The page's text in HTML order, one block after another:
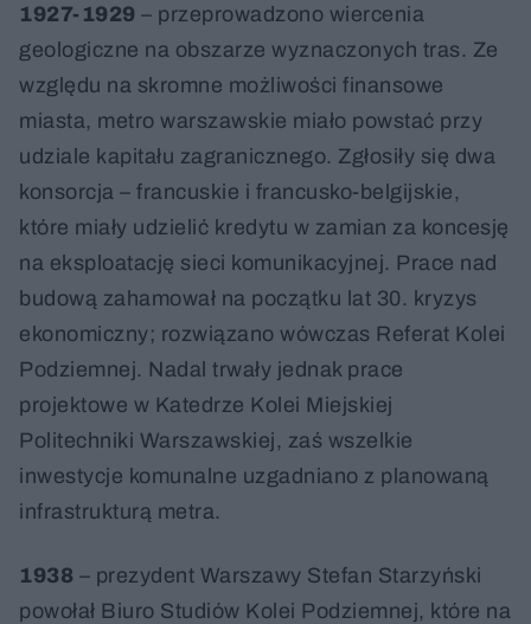
1927-1929 – przeprowadzono wiercenia
geologiczne na obszarze wyznaczonych tras. Ze
względu na skromne możliwości finansowe
miasta, metro warszawskie miało powstać przy
udziale kapitału zagranicznego. Zgłosiły się dwa
konsorcja – francuskie i francusko-belgijskie,
które miały udzielić kredytu w zamian za koncesję
na eksploatację sieci komunikacyjnej. Prace nad
budową zahamował na początku lat 30. kryzys
ekonomiczny; rozwiązano wówczas Referat Kolei
Podziemnej. Nadal trwały jednak prace
projektowe w Katedrze Kolei Miejskiej
Politechniki Warszawskiej, zaś wszelkie
inwestycje komunalne uzgadniano z planowaną
infrastrukturą metra.
1938 – prezydent Warszawy Stefan Starzyński
powołał Biuro Studiów Kolei Podziemnej, które na